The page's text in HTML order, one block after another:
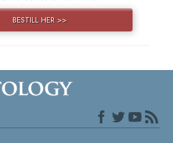
BESTILL HER >>